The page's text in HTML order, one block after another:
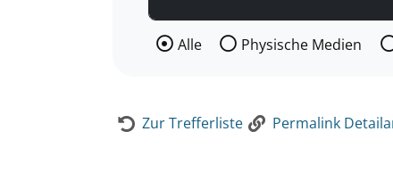
Wählen Sie die Medienart nach der
Alle Physische Medien
Zur Trefferliste Permalink